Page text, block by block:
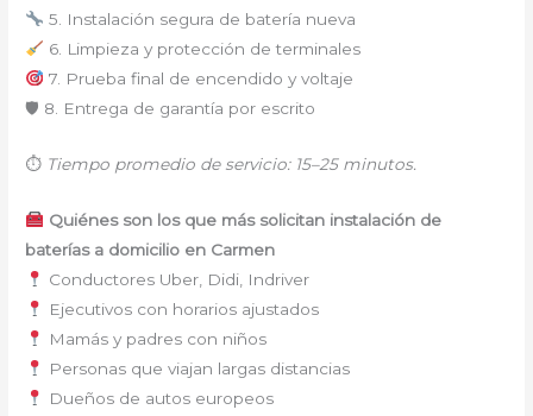
5. Instalación segura de batería nueva
6. Limpieza y protección de terminales
7. Prueba final de encendido y voltaje
🛡 8. Entrega de garantía por escrito
⏱ Tiempo promedio de servicio: 15–25 minutos.
Quiénes son los que más solicitan instalación de
baterías a domicilio en Carmen
Conductores Uber, Didi, Indriver
Ejecutivos con horarios ajustados
Mamás y padres con niños
Personas que viajan largas distancias
Dueños de autos europeos